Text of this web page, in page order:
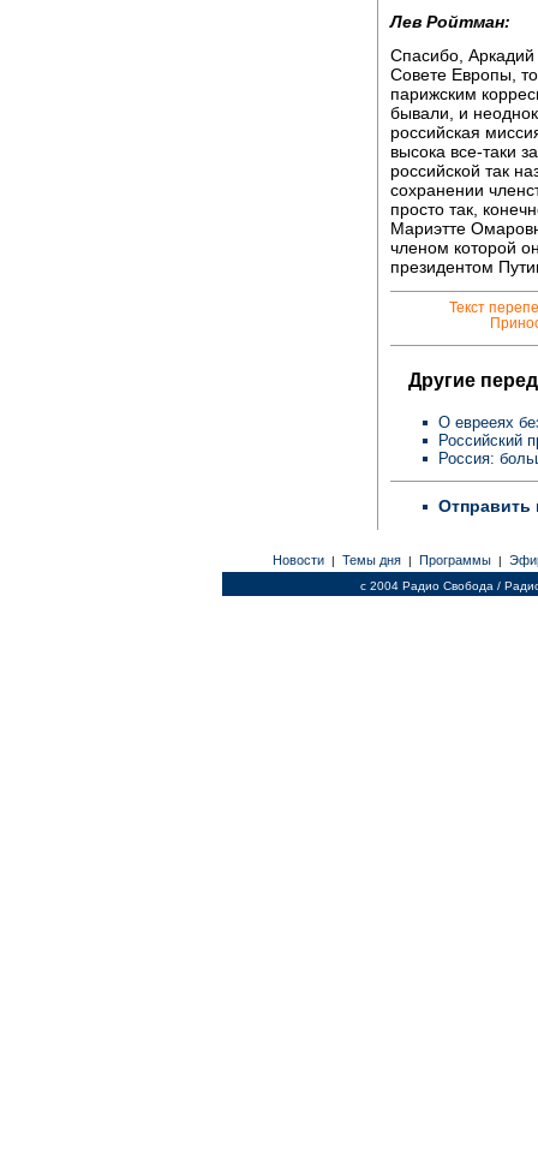
Лев Ройтман:
Спасибо, Аркадий
Совете Европы,
парижским
бывали, и
российская
высока все-таки
российской так
сохранении
просто так,
Мариэтте
членом которой
президентом
Текст
Другие
О еврееях
Российский
Россия:
Отправить
Новости | Темы дня | Программы |
c 2004 Радио Свобода /